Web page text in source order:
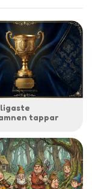
tappar